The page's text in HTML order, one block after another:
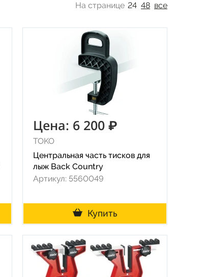
На странице 24 48 все
Цена: 6 200 ₽
TOKO
Центральная часть тисков для
лыж Back Country
Артикул: 5560049
Купить